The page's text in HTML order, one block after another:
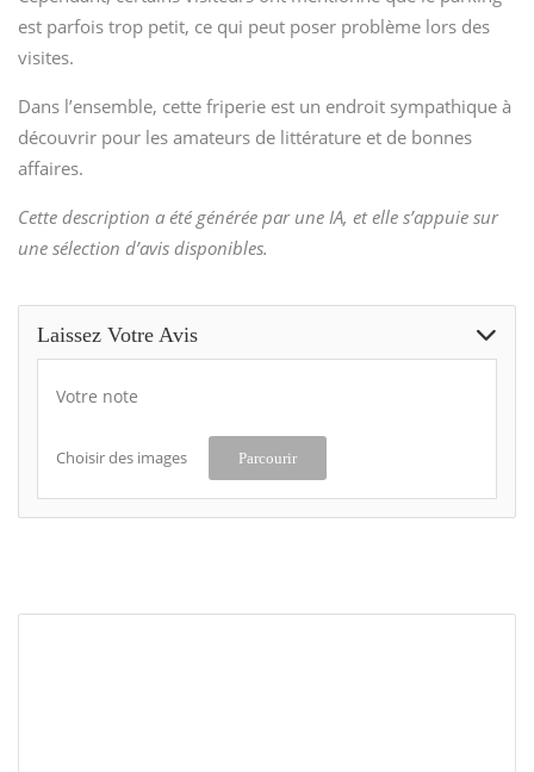
est parfois trop petit, ce qui peut poser problème lors des
visites.
Dans l’ensemble, cette friperie est un endroit sympathique à
découvrir pour les amateurs de littérature et de bonnes
affaires.
Cette description a été générée par une IA, et elle s’appuie sur
une sélection d’avis disponibles.
Laissez Votre Avis
Votre note
Choisir des images Parcourir